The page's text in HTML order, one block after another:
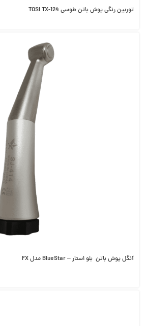
توربین رنگی پوش باتن طوسی TOSI TX-124
آنگل پوش باتن بلو استار – BlueStar مدل FX